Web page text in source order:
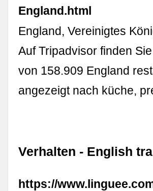
England.html
England, Vereinigtes
Auf Tripadvisor finden
von 158.909 England
angezeigt nach küche,
Verhalten - English
https://